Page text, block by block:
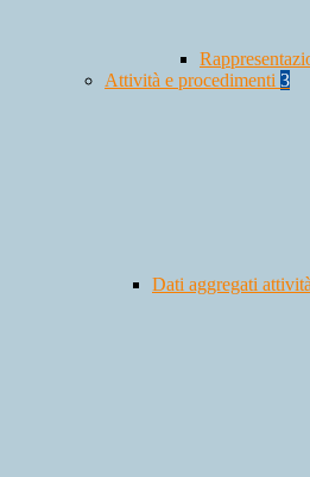
Attività e procedimenti 3
Dati aggregati